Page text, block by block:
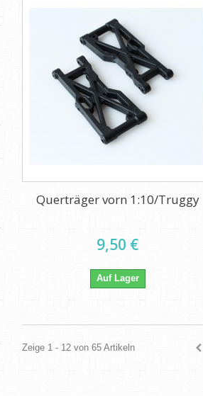
Querträger vorn 1:10/Truggy
9,50 €
Auf Lager
Zeige 1 - 12 von 65 Artikeln